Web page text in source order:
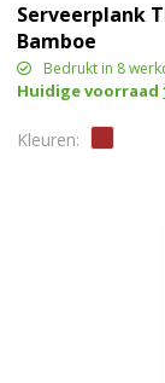
Serveerplank
Bamboe
Bedrukt in 8
Huidige voorraad